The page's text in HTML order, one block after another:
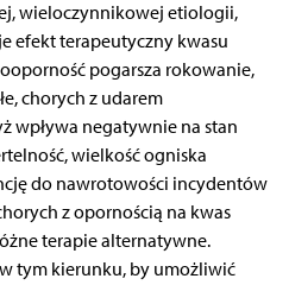
wieloczynnikowej etiologii,
efekt terapeutyczny kwasu
pogarsza rokowanie,
chorych z udarem
wpływa negatywnie na stan
wielkość ogniska
do nawrotowości incydentów
z opornością na kwas
terapie alternatywne.
tym kierunku, by umożliwić